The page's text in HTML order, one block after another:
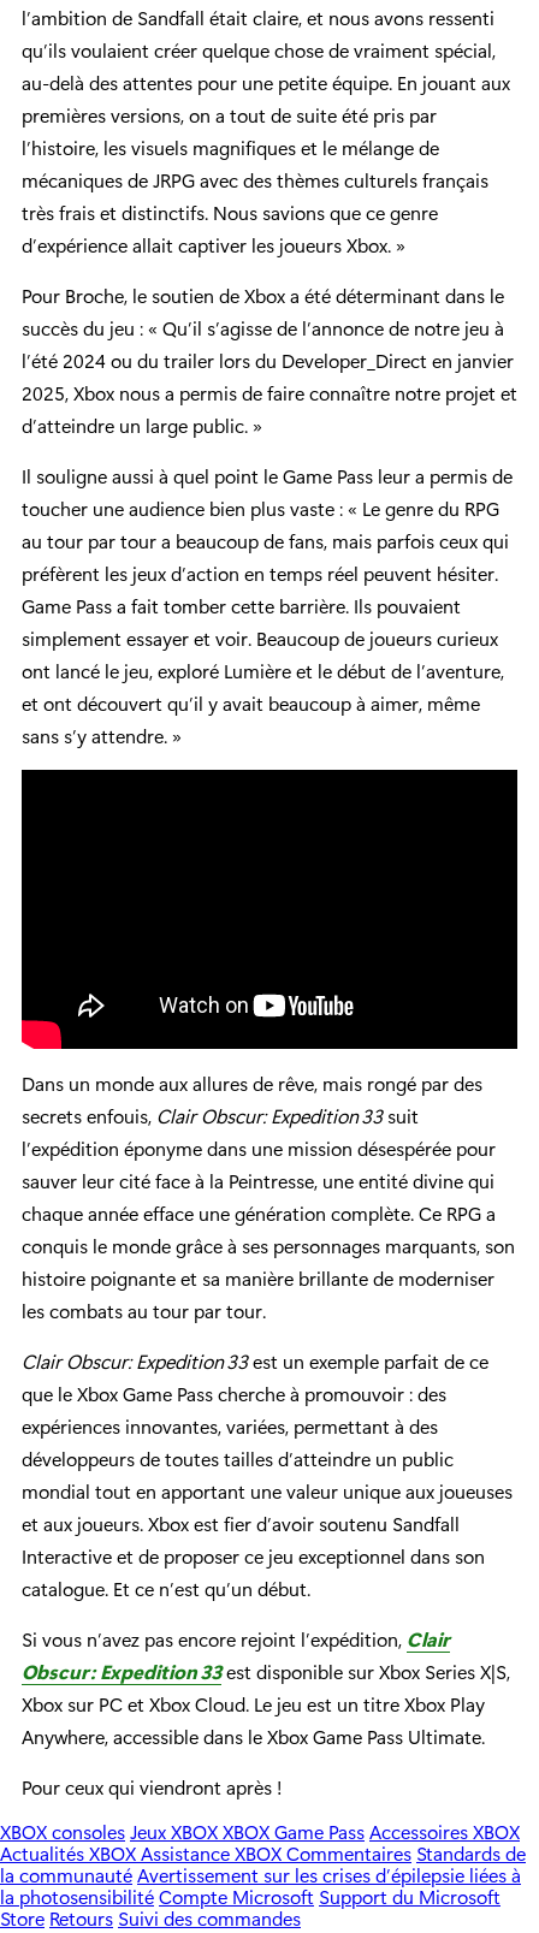
l’ambition de Sandfall était claire, et nous avons ressenti
qu’ils voulaient créer quelque chose de vraiment spécial,
au-delà des attentes pour une petite équipe. En jouant aux
premières versions, on a tout de suite été pris par
l’histoire, les visuels magnifiques et le mélange de
mécaniques de JRPG avec des thèmes culturels français
très frais et distinctifs. Nous savions que ce genre
d’expérience allait captiver les joueurs Xbox. »
Pour Broche, le soutien de Xbox a été déterminant dans le
succès du jeu : « Qu’il s’agisse de l’annonce de notre jeu à
l’été 2024 ou du trailer lors du Developer_Direct en janvier
2025, Xbox nous a permis de faire connaître notre projet et
d’atteindre un large public. »
Il souligne aussi à quel point le Game Pass leur a permis de
toucher une audience bien plus vaste : « Le genre du RPG
au tour par tour a beaucoup de fans, mais parfois ceux qui
préfèrent les jeux d’action en temps réel peuvent hésiter.
Game Pass a fait tomber cette barrière. Ils pouvaient
simplement essayer et voir. Beaucoup de joueurs curieux
ont lancé le jeu, exploré Lumière et le début de l’aventure,
et ont découvert qu’il y avait beaucoup à aimer, même
sans s’y attendre. »
Dans un monde aux allures de rêve, mais rongé par des
secrets enfouis, Clair Obscur: Expedition 33suit
l’expédition éponyme dans une mission désespérée pour
sauver leur cité face à la Peintresse, une entité divine qui
chaque année efface une génération complète. Ce RPG a
conquis le monde grâce à ses personnages marquants, son
histoire poignante et sa manière brillante de moderniser
les combats au tour par tour.
Clair Obscur: Expedition 33est un exemple parfait de ce
que le Xbox Game Pass cherche à promouvoir : des
expériences innovantes, variées, permettant à des
développeurs de toutes tailles d’atteindre un public
mondial tout en apportant une valeur unique aux joueuses
et aux joueurs. Xbox est fier d’avoir soutenu Sandfall
Interactive et de proposer ce jeu exceptionnel dans son
catalogue. Et ce n’est qu’un début.
Si vous n’avez pas encore rejoint l’expédition, Clair
Obscur: Expedition 33est disponible sur Xbox Series X|S,
Xbox sur PC et Xbox Cloud. Le jeu est un titre Xbox Play
Anywhere, accessible dans le Xbox Game Pass Ultimate.
Pour ceux qui viendront après !
XBOX consolesJeux XBOXXBOX Game PassAccessoires XBOX
Actualités XBOXAssistance XBOXCommentaires Standards de
la communautéAvertissement sur les crises d’épilepsie liées à
la photosensibilitéCompte Microsoft Support du Microsoft
Store Retours Suivi des commandes